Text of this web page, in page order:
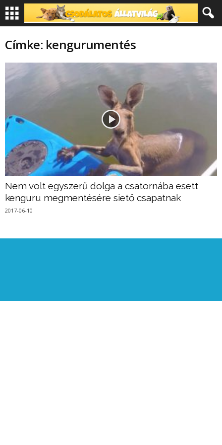
Címke: kengurumentés
Nem volt egyszerű dolga a csatornába esett
kenguru megmentésére siető csapatnak
2017-06-10